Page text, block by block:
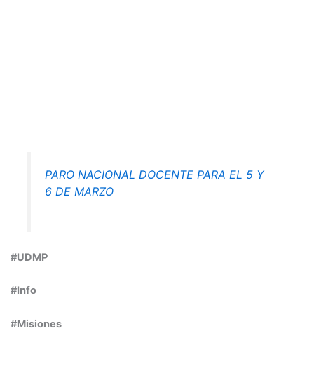
PARO NACIONAL DOCENTE PARA EL 5 Y
6 DE MARZO
#UDMP
#Info
#Misiones